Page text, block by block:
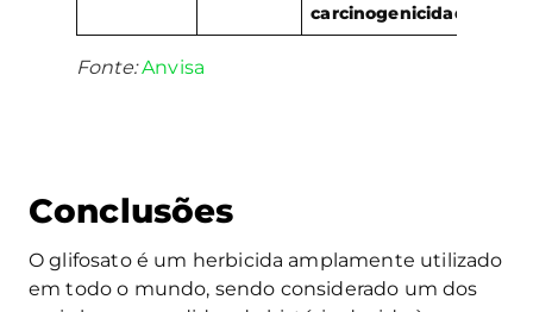
carcinogenicidade.
Fonte:Anvisa
Conclusões
O glifosato é um herbicida amplamente utilizado
em todo o mundo, sendo considerado um dos